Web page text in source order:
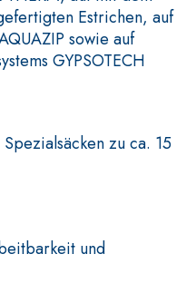
Estrichen, auf
sowie auf
GYPSOTECH
zu ca. 15
und